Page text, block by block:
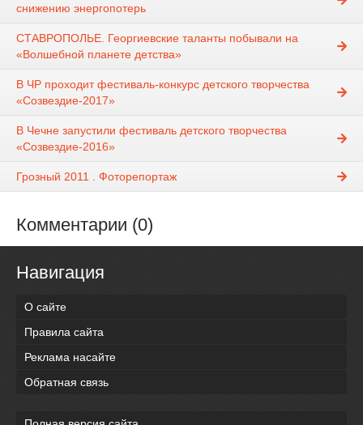
снижению энергопотерь
СТАВРОПОЛЬЕ. Георгиевские таланты побывали на
«Волшебной планете детства»
В ЧР проходит фестиваль-конкурс детского творчества
«Созвездие-2017»
В Чечне запустили фестиваль детского творчества
«Созвездие-2016»
Грозный 2011 . Фоторепортаж
Комментарии (0)
Навигация
О сайте
Правила сайта
Реклама насайте
Обратная связь